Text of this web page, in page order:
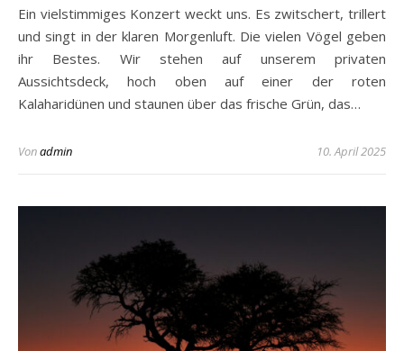
Ein vielstimmiges Konzert weckt uns. Es zwitschert, trillert
und singt in der klaren Morgenluft. Die vielen Vögel geben
ihr Bestes. Wir stehen auf unserem privaten
Aussichtsdeck, hoch oben auf einer der roten
Kalaharidünen und staunen über das frische Grün, das…
Vonadmin 10. April 2025